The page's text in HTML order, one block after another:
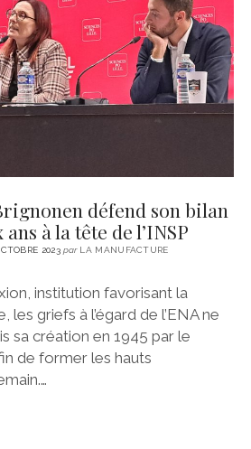
CINÉMA
LITTÉRATURE
ÉCONOMIE
SPORT
MÉDIAS
SANTÉ
instagram
email
email-
form
défend son bilan
à la tête de l’INSP
2023parLA MANUFACTURE
institution favorisant la
griefs à l’égard de l’ENA ne
sa création en 1945 par le
de former les hauts